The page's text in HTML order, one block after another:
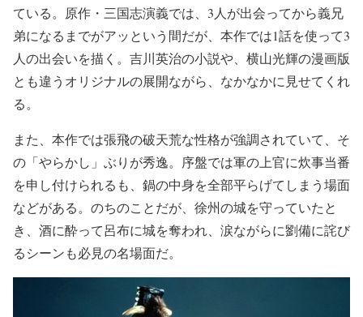
ている。原作・三国志演義では、3人が出会ってから義兄
弟になるまでがアッという間だが、本作では1話を使って3
人の出会いを描く。吉川英治の小説や、横山光輝の漫画版
とも違うオリジナルの展開ながら、なかなかに見せてくれ
る。
また、本作では張飛の破天荒な性格が強調されていて、そ
の「やらかし」ぶりが秀逸。序盤では軍の上官に炊事当番
を申し付けられるも、鍋の中身を全部平らげてしまう場面
などがある。のちのことだが、徐州の城を守っていたと
き、酒に酔って呂布に城を奪われ、涙ながらに劉備に詫び
るシーンも必見の名場面だ。